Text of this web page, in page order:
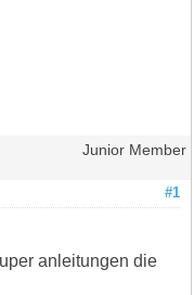
Junior Member
#1
anleitungen die